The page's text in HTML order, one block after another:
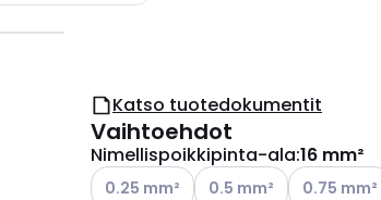
Katso tuotedokumentit
Vaihtoehdot
Nimellispoikkipinta-ala:16 mm²
Katso käytettävissä olevat
0.25 mm² Katso käytettävissä
0.5 mm² Katso
0.75 mm²